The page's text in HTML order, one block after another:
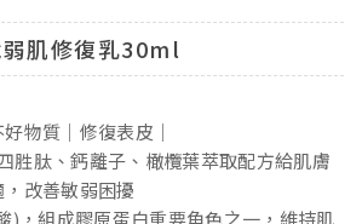
肌修復乳30ml
物質｜修復表皮｜
胜肽、鈣離子、橄欖葉萃取配方給肌膚
改善敏弱困擾
)，組成膠原蛋白重要角色之一，維持肌